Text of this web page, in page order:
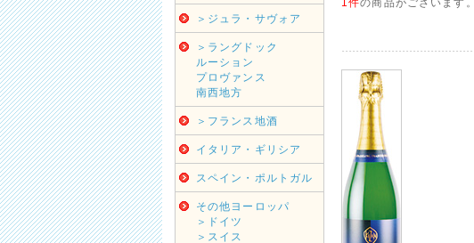
＞ジュラ・サヴォア
＞ラングドック
ルーション
プロヴァンス
南西地方
＞フランス地酒
イタリア・ギリシア
スペイン・ポルトガル
その他ヨーロッパ
＞ドイツ
＞スイス